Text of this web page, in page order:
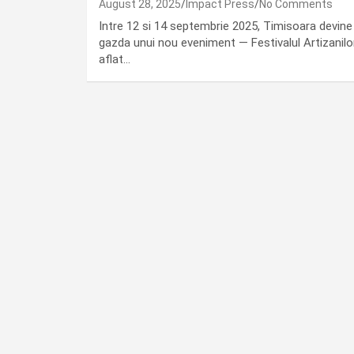
August 28, 2025 Impact Press No Comments
Intre 12 si 14 septembrie 2025, Timisoara devine
gazda unui nou eveniment — Festivalul
aflat…